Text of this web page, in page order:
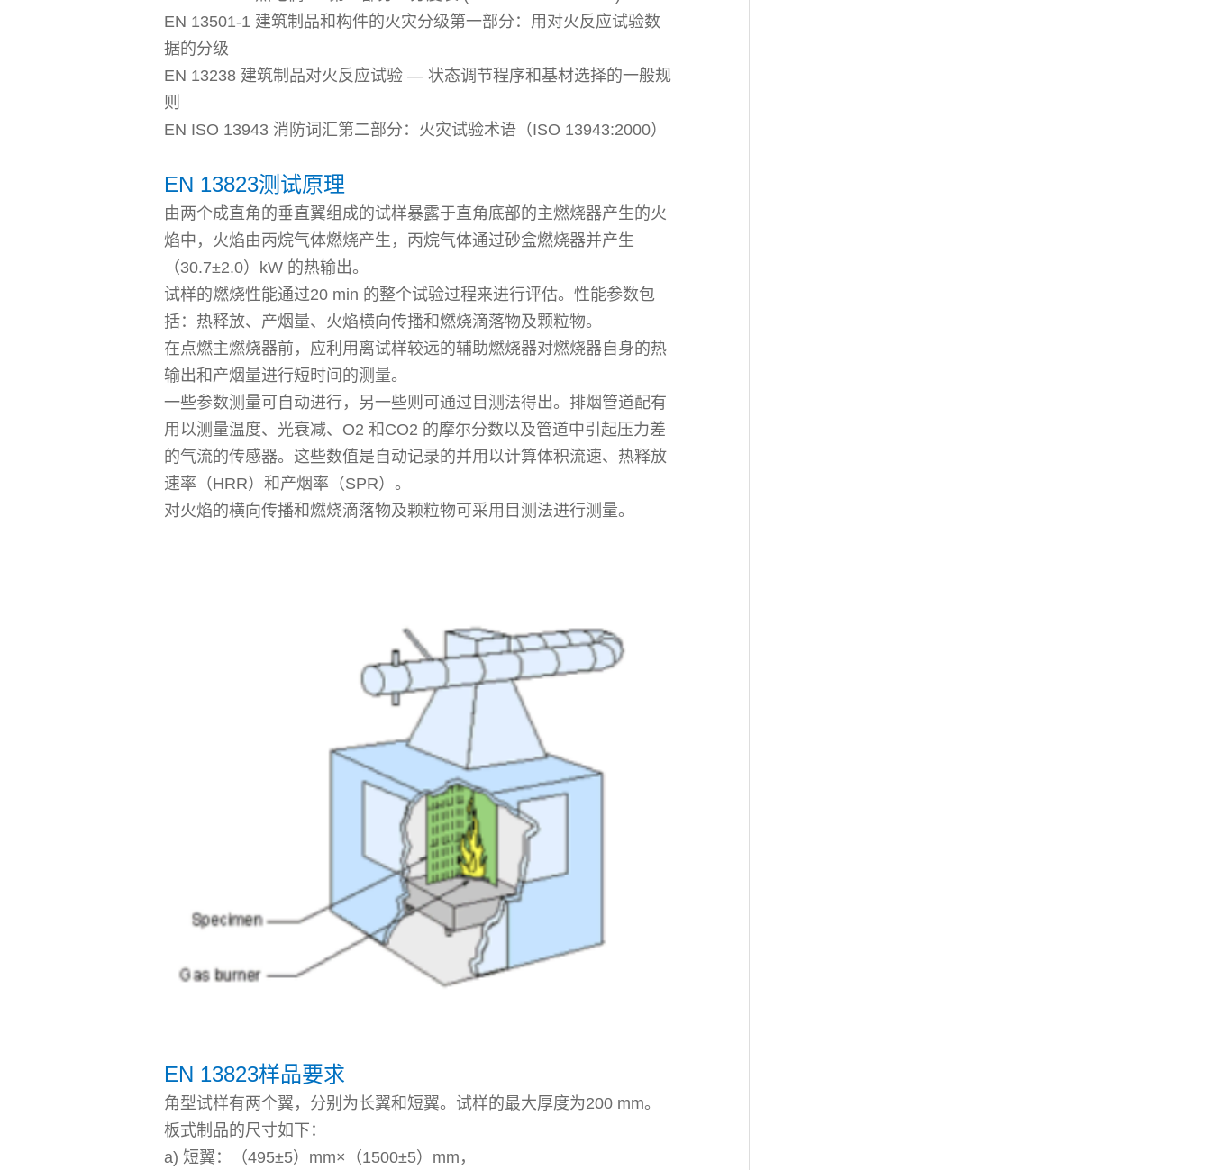
EN 13501-1 建筑制品和构件的火灾分级第一部分：用对火反应试验数
据的分级
EN 13238 建筑制品对火反应试验 — 状态调节程序和基材选择的一般规
则
EN ISO 13943 消防词汇第二部分：火灾试验术语（ISO 13943:2000）
EN 13823测试原理
由两个成直角的垂直翼组成的试样暴露于直角底部的主燃烧器产生的火
焰中，火焰由丙烷气体燃烧产生，丙烷气体通过砂盒燃烧器并产生
（30.7±2.0）kW 的热输出。
试样的燃烧性能通过20 min 的整个试验过程来进行评估。性能参数包
括：热释放、产烟量、火焰横向传播和燃烧滴落物及颗粒物。
在点燃主燃烧器前，应利用离试样较远的辅助燃烧器对燃烧器自身的热
输出和产烟量进行短时间的测量。
一些参数测量可自动进行，另一些则可通过目测法得出。排烟管道配有
用以测量温度、光衰减、O2 和CO2 的摩尔分数以及管道中引起压力差
的气流的传感器。这些数值是自动记录的并用以计算体积流速、热释放
速率（HRR）和产烟率（SPR）。
对火焰的横向传播和燃烧滴落物及颗粒物可采用目测法进行测量。
EN 13823样品要求
角型试样有两个翼，分别为长翼和短翼。试样的最大厚度为200 mm。
板式制品的尺寸如下：
a) 短翼：（495±5）mm×（1500±5）mm，